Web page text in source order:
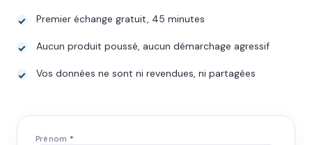
Premier échange gratuit, 45 minutes
Aucun produit poussé, aucun démarchage agressif
Vos données ne sont ni revendues, ni partagées
Prénom *